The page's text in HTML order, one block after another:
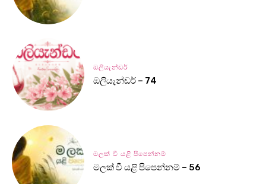
ඔලියැන්ඩර්
ඔලියැන්ඩර් – 74
මලක් වී යළි පිපෙන්නම්
මලක් වී යළි පිපෙන්නම් – 56